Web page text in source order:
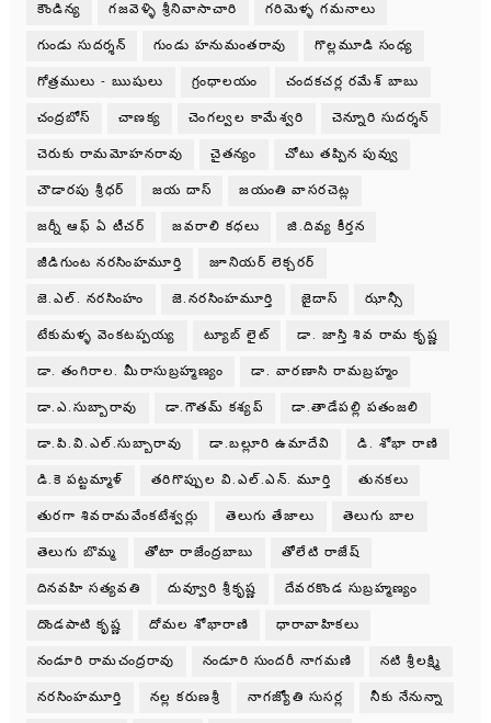
కౌండిన్య గజవెళ్ళి శ్రీనివాసాచారి గరిమెళ్ళ గమనాలు
గుండు సుదర్శన్ గుండు హనుమంతరావు గొల్లమూడి సంధ్య
గోత్రములు - ఋషులు గ్రంధాలయం చందకచర్ల రమేశ్ బాబు
చంద్రబోస్ చాణక్య చెంగల్వల కామేశ్వరి చెన్నూరి సుదర్శన్
చెరుకు రామమోహనరావు చైతన్యం చోటు తప్పిన పువ్వు
చౌడారపు శ్రీధర్ జయ దాస్ జయంతి వాసరచెట్ల
జర్నీ ఆఫ్ ఏ టీచర్ జవరాలి కధలు జి.దివ్య కీర్తన
జీడిగుంట నరసింహమూర్తి జూనియర్ లెక్చరర్
జె.ఎల్. నరసింహం జె.నరసింహమూర్తి జైదాస్ ఝాన్సీ
టేకుమళ్ళ వెంకటప్పయ్య ట్యూబ్ లైట్ డా. జాస్తి శివ రామ కృష్ణ
డా. తంగిరాల. మీరాసుబ్రహ్మణ్యం డా. వారణాసి రామబ్రహ్మం
డా.ఎ.సుబ్బారావు డా.గౌతమ్ కశ్యప్ డా.తాడేపల్లి పతంజలి
డా.పి.వి.ఎల్.సుబ్బారావు డా.బల్లూరి ఉమాదేవి డి. శోభా రాణి
డి.కె పట్టమ్మాళ్ తరిగొప్పుల వి.ఎల్.ఎన్. మూర్తి తునకలు
తురగా శివరామవేంకటేశ్వర్లు తెలుగు తేజాలు తెలుగు బాల
తెలుగు బొమ్మ తోటా రాజేంద్రబాబు తోలేటి రాజేష్
దినవహి సత్యవతి దువ్వూరి శ్రీకృష్ణ దేవరకొండ సుబ్రహ్మణ్యం
దొండపాటి కృష్ణ దోమల శోభారాణి ధారావాహికలు
నండూరి రామచంద్రరావు నండూరి సుందరీ నాగమణి నటి శ్రీలక్ష్మి
నరసింహమూర్తి నల్ల కరుణశ్రీ నాగజ్యోతి సుసర్ల నీకు నేనున్నా